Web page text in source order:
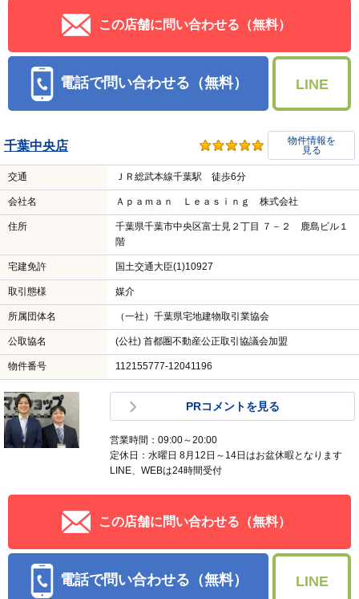
この店舗に問い合わせる（無料）
電話で問い合わせる（無料） LINE
千葉中央店
物件情報を
見る
交通 ＪＲ総武本線千葉駅 徒歩6分
会社名 Ａｐａｍａｎ Ｌｅａｓｉｎｇ 株式会社
住所
千葉県千葉市中央区富士見２丁目 ７－２ 鹿島ビル１
階
宅建免許 国土交通大臣(1)10927
取引態様 媒介
所属団体名 （一社）千葉県宅地建物取引業協会
公取協名 (公社) 首都圏不動産公正取引協議会加盟
物件番号 112155777-12041196
PRコメントを見る
営業時間：09:00～20:00
定休日：水曜日 8月12日～14日はお盆休暇となります
LINE、WEBは24時間受付
この店舗に問い合わせる（無料）
電話で問い合わせる（無料） LINE